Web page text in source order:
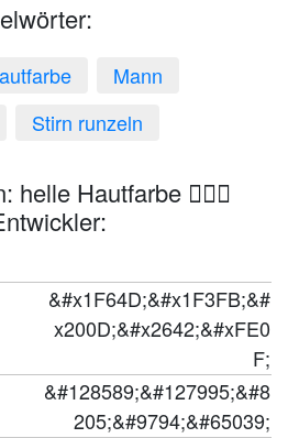
Mann
Stirn runzeln
helle Hautfarbe 🙍🏻‍♂️
&#x1F64D;&#x1F3FB;&#
x200D;&#x2642;&#xFE0
F;
&#128589;&#127995;&#8
205;&#9794;&#65039;